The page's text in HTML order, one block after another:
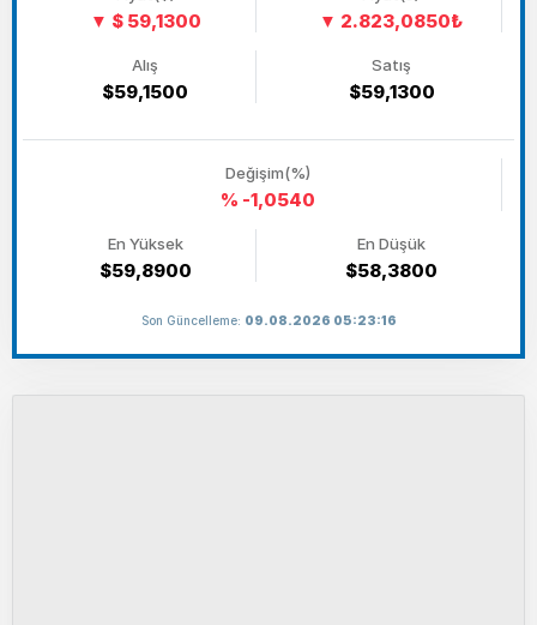
$ 59,1300 2.823,0850₺
Alış
$59,1500
Satış
$59,1300
Değişim(%)
% -1,0540
En Yüksek
$59,8900
En Düşük
$58,3800
Son Güncelleme: 09.08.2026 05:23:16